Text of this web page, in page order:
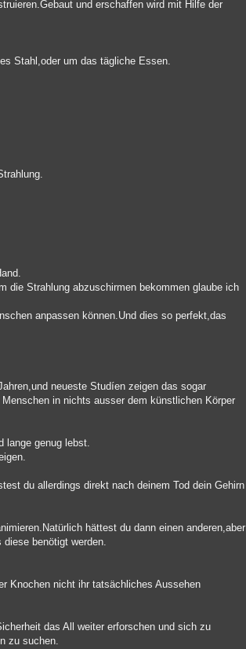
und erschaffen wird mit Hilfe der
Stahl,oder um das tägliche Essen.
die Strahlung abzuschirmen bekommen glaube ich
anpassen können.Und dies so perfekt,das
neueste Studíen zeigen das sogar
in nichts ausser dem künstlichen Körper
lange genug lebst.
du allerdings direkt nach deinem Tod dein Gehirn
hättest du dann einen anderen,aber
benötigt werden.
Knochen nicht ihr tatsächliches Aussehen
das All weiter erforschen und sich zu
zu suchen.